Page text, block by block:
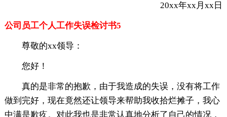
20xx年xx月xx日
公司员工个人工作失误检讨书5
尊敬的xx领导：
您好！
真的是非常的抱歉，由于我造成的失误，没有将工作
做到完好，现在竟然还让领导来帮助我收拾烂摊子，我心
中满是歉疚。对此我也是非常认真地分析了自己的情况，